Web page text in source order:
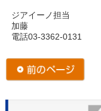
ジアイーノ担当
加藤
電話03-3362-0131